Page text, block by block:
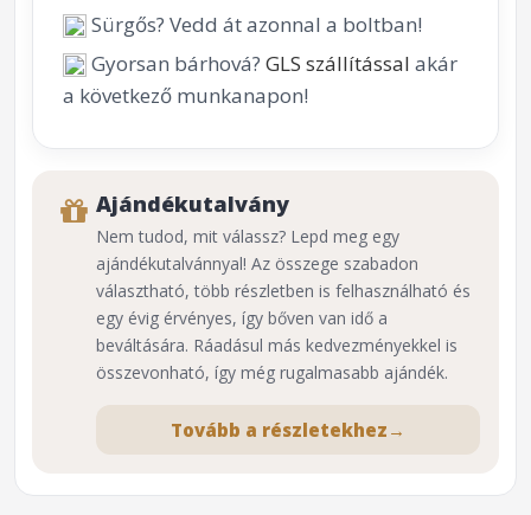
Sürgős? Vedd át azonnal a boltban!
Gyorsan bárhová? GLS szállítással akár
a következő munkanapon!
Ajándékutalvány
Nem tudod, mit válassz? Lepd meg egy
ajándékutalvánnyal! Az összege szabadon
választható, több részletben is felhasználható és
egy évig érvényes, így bőven van idő a
beváltására. Ráadásul más kedvezményekkel is
összevonható, így még rugalmasabb ajándék.
Tovább a részletekhez →